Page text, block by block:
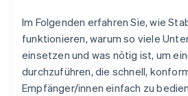
Im Folgenden erfahren Sie, wie
funktionieren, warum so viele
einsetzen und was nötig ist, um
durchzuführen, die schnell,
Empfänger/innen einfach zu